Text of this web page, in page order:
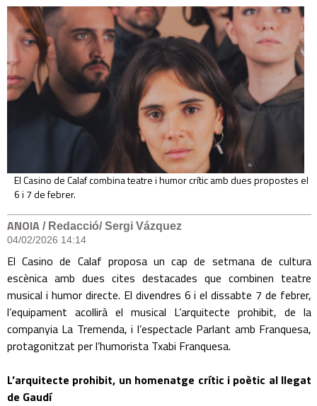
El Casino de Calaf combina teatre i humor crític amb dues propostes el
6 i 7 de febrer.
ANOIA / Redacció/ Sergi Vázquez
04/02/2026 14:14
El Casino de Calaf proposa un cap de setmana de cultura
escènica amb dues cites destacades que combinen teatre
musical i humor directe. El divendres 6 i el dissabte 7 de febrer,
l’equipament acollirà el musical L’arquitecte prohibit, de la
companyia La Tremenda, i l’espectacle Parlant amb Franquesa,
protagonitzat per l’humorista Txabi Franquesa.
L’arquitecte prohibit, un homenatge crític i poètic al llegat
de Gaudí